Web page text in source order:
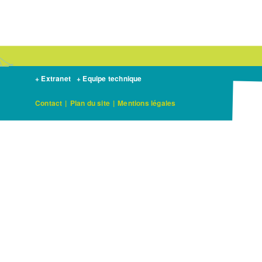
+ Extranet + Equipe technique
Contact | Plan du site | Mentions légales